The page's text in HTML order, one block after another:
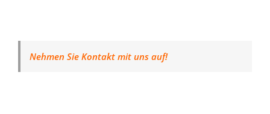
Nehmen Sie Kontakt mit uns auf!